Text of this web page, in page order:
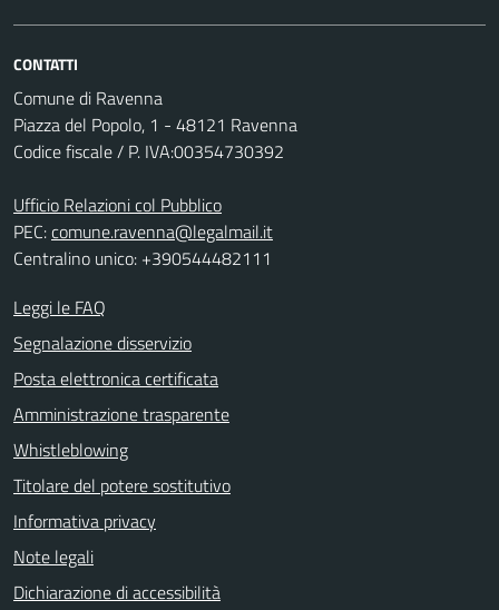
CONTATTI
Comune di Ravenna
Piazza del Popolo, 1 - 48121 Ravenna
Codice fiscale / P. IVA:00354730392
Ufficio Relazioni col Pubblico
PEC:comune.ravenna@legalmail.it
Centralino unico: +390544482111
Leggi le FAQ
Segnalazione disservizio
Posta elettronica certificata
Amministrazione trasparente
Whistleblowing
Titolare del potere sostitutivo
Informativa privacy
Note legali
Dichiarazione di accessibilità